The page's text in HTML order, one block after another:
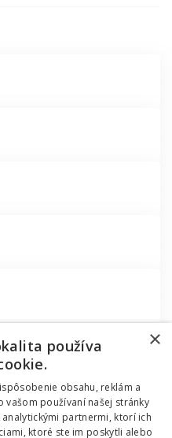
a.s. Už 12 rokov vám
×
používa
obsahu, reklám a
vašom používaní našej stránky
partnermi, ktorí ich
ktoré ste im poskytli alebo